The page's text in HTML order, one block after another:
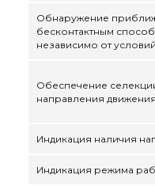
Обнаружение
бесконтактным
независимо от
Обеспечение
направления движения
Индикация наличия
Индикация режима